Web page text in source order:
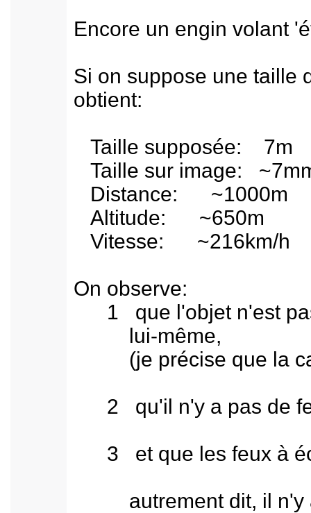
Encore un engin volant
Si on suppose une taille
obtient:
Taille supposée: 7m
Taille sur image:
Distance: ~1000m
Altitude: ~650m
Vitesse: ~216km/h
On observe:
1 que l'objet n'est
lui-même,
(je précise que la
2 qu'il n'y a pas de
3 et que les feux à
autrement dit, il n'y a